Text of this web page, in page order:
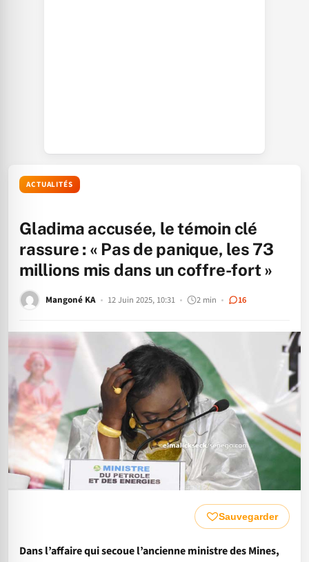
ACTUALITÉS
Gladima accusée, le témoin clé
rassure : « Pas de panique, les 73
millions mis dans un coffre-fort »
Mangoné KA 12 Juin 2025, 10:31 2 min 16
Sauvegarder
Dans l’affaire qui secoue l’ancienne ministre des Mines,